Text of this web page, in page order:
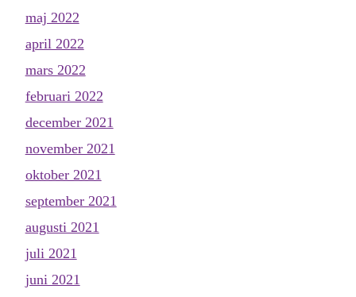
maj 2022
april 2022
mars 2022
februari 2022
december 2021
november 2021
oktober 2021
september 2021
augusti 2021
juli 2021
juni 2021